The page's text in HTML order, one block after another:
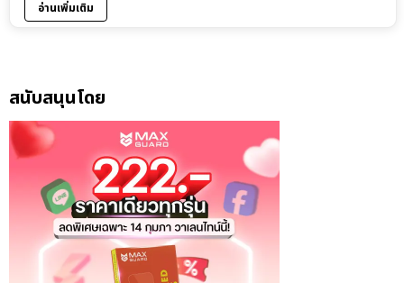
อ่านเพิ่มเติม
สนับสนุนโดย